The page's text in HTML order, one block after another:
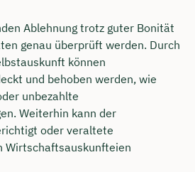
Ablehnung trotz guter Bonität
genau überprüft werden. Durch
können
und behoben werden, wie
unbezahlte
Weiterhin kann der
oder veraltete
Wirtschaftsauskunfteien